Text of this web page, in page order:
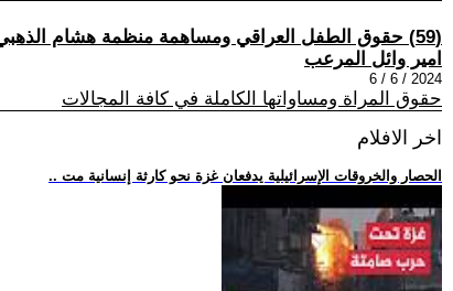
(59) حقوق الطفل العراقي ومساهمة منظمة هشام الذهبي
امير وائل المرعب
2024 / 6 / 6
حقوق المراة ومساواتها الكاملة في كافة المجالات
اخر الافلام
.. الحصار والخروقات الإسرائيلية يدفعان غزة نحو كارثة إنسانية مت